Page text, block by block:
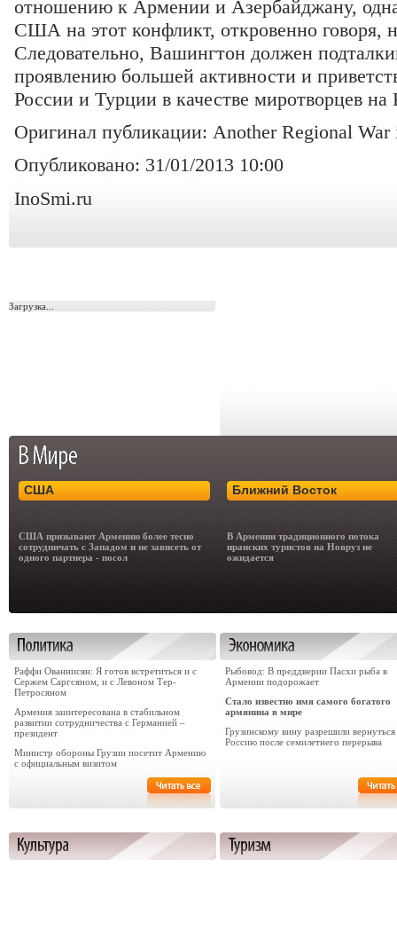
отношению к Армении и Азербайджану,
США на этот конфликт, откровенно говоря,
Следовательно, Вашингтон должен
проявлению большей активности и
России и Турции в качестве миротворцев на
Оригинал публикации: Another Regional War
Опубликовано: 31/01/2013 10:00
InoSmi.ru
Загрузка...
США
США призывают Армению более тесно
сотрудничать с Западом и не зависеть от
одного партнера - посол
Ближний Восток
В Армении традиционного потока
иранских туристов на Новруз не
ожидается
Раффи Ованнисян: Я готов встретиться и с
Сержем Саргсяном, и с Левоном Тер-
Петросяном
Армения заинтересована в стабильном
развитии сотрудничества с Германией –
президент
Министр обороны Грузии посетит Армению
с официальным визитом
Рыбовод: В преддверии Пасхи рыба в
Армении подорожает
Стало известно имя самого богатого
армянина в мире
Грузинскому вину разрешили вернуться
Россию после семилетнего перерыва